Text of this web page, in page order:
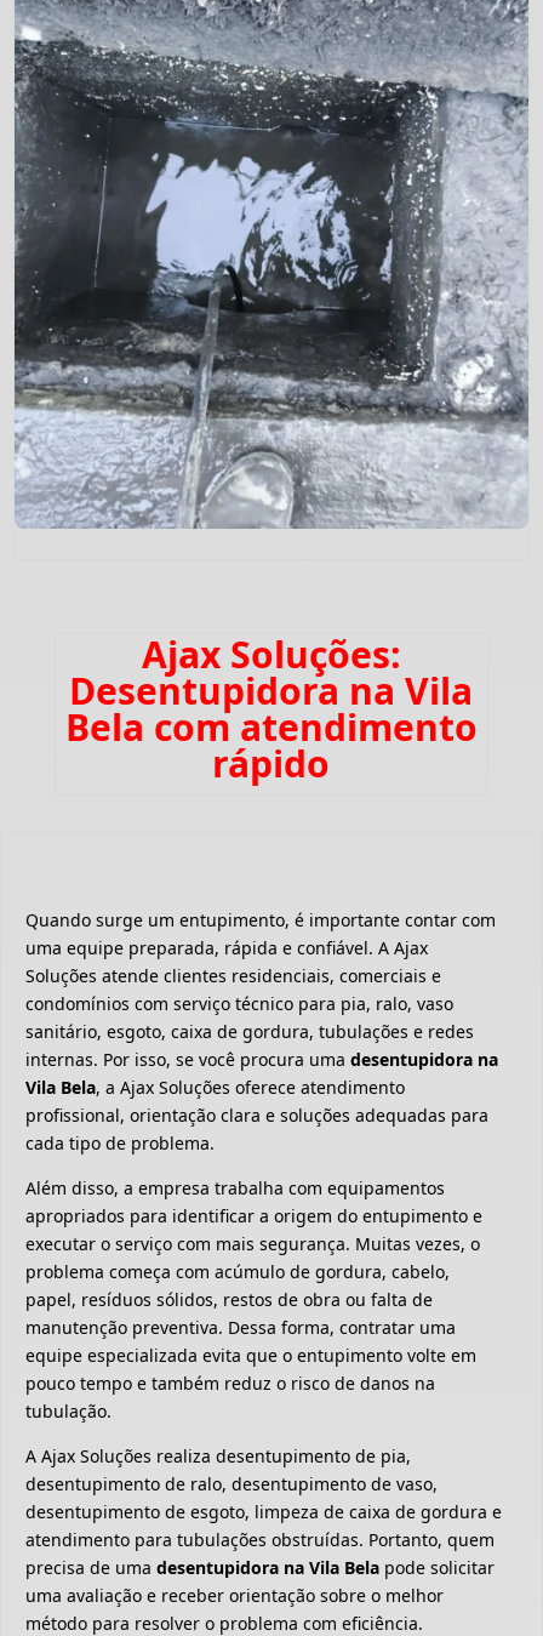
Ajax Soluções:
Desentupidora na Vila
Bela com atendimento
rápido
Quando surge um entupimento, é importante contar com
uma equipe preparada, rápida e confiável. A Ajax
Soluções atende clientes residenciais, comerciais e
condomínios com serviço técnico para pia, ralo, vaso
sanitário, esgoto, caixa de gordura, tubulações e redes
internas. Por isso, se você procura uma desentupidora na
Vila Bela, a Ajax Soluções oferece atendimento
profissional, orientação clara e soluções adequadas para
cada tipo de problema.
Além disso, a empresa trabalha com equipamentos
apropriados para identificar a origem do entupimento e
executar o serviço com mais segurança. Muitas vezes, o
problema começa com acúmulo de gordura, cabelo,
papel, resíduos sólidos, restos de obra ou falta de
manutenção preventiva. Dessa forma, contratar uma
equipe especializada evita que o entupimento volte em
pouco tempo e também reduz o risco de danos na
tubulação.
A Ajax Soluções realiza desentupimento de pia,
desentupimento de ralo, desentupimento de vaso,
desentupimento de esgoto, limpeza de caixa de gordura e
atendimento para tubulações obstruídas. Portanto, quem
precisa de uma desentupidora na Vila Bela pode solicitar
uma avaliação e receber orientação sobre o melhor
método para resolver o problema com eficiência.